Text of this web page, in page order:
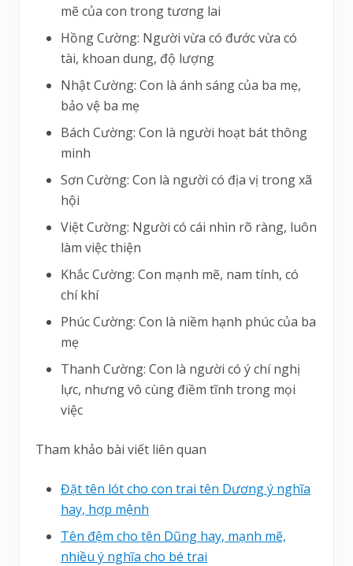
mẽ của con trong tương lai
Hồng Cường: Người vừa có đước vừa có
tài, khoan dung, độ lượng
Nhật Cường: Con là ánh sáng của ba mẹ,
bảo vệ ba mẹ
Bách Cường: Con là người hoạt bát thông
minh
Sơn Cường: Con là người có địa vị trong xã
hội
Việt Cường: Người có cái nhìn rõ ràng, luôn
làm việc thiện
Khắc Cường: Con mạnh mẽ, nam tính, có
chí khí
Phúc Cường: Con là niềm hạnh phúc của ba
mẹ
Thanh Cường: Con là người có ý chí nghị
lực, nhưng vô cùng điềm tĩnh trong mọi
việc
Tham khảo bài viết liên quan
Đặt tên lót cho con trai tên Dương ý nghĩa
hay, hợp mệnh
Tên đệm cho tên Dũng hay, mạnh mẽ,
nhiều ý nghĩa cho bé trai